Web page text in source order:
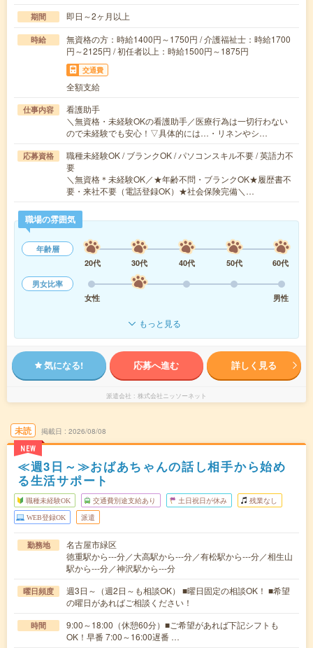
期間 即日～2ヶ月以上
時給
無資格の方：時給1400円～1750円 / 介護福祉士：時給1700
円～2125円 / 初任者以上：時給1500円～1875円
交通費
全額支給
仕事内容
看護助手
＼無資格・未経験OKの看護助手／医療行為は一切行わない
ので未経験でも安心！▽具体的には…・リネンやシ…
応募資格
職種未経験OK / ブランクOK / パソコンスキル不要 / 英語力不
要
＼無資格＊未経験OK／★年齢不問・ブランクOK★履歴書不
要・来社不要（電話登録OK）★社会保険完備＼…
職場の雰囲気
年齢層
20代
30代 40代 50代
60代
男女比率
女性
男性
もっと見る
気になる! 応募へ進む 詳しく見る
派遣会社 株式会社ニッソーネット
未読
NEW
掲載日 2026/08/08
≪週3日～≫おばあちゃんの話し相手から始め
る生活サポート
職種未経験OK 交通費別途支給あり 土日祝日が休み 残業なし
WEB登録OK 派遣
勤務地
名古屋市緑区
徳重駅から---分／大高駅から---分／有松駅から---分／相生山
駅から---分／神沢駅から---分
曜日頻度
週3日～（週2日～も相談OK） ■曜日固定の相談OK！ ■希望
の曜日があればご相談ください！
時間
9:00～18:00（休憩60分）■ご希望があれば下記シフトも
OK！早番 7:00～16:00遅番 …